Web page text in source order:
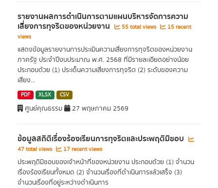
รายงานผลการดำเนินการตามแผนบริหารจัดการความ
เสี่ยงการทุจริตของหน่วยงาน 55 total views
15 recent
views
แสดงข้อมูลรายงานการประเมินความเสี่ยงการทุจริตของหน่วยงาน
ภาครัฐ ประจำปีงบประมาณ พ.ศ. 2568 ที่มีรายละเอียดอย่างน้อย
ประกอบด้วย (1) ประเด็นความเสี่ยงการทุจริต (2) ระดับของความ
เสี่ยง...
PDF XLSX CSV
ศูนย์คุณธรรม 27 พฤษภาคม 2569
ข้อมูลสถิติเรื่องร้องเรียนการทุจริตและประพฤติมิชอบ
47 total views 17 recent views
ประพฤติมิชอบของเจ้าหน้าที่ของหน่วยงาน ประกอบด้วย (1) จำนวน
เรื่องร้องเรียนทั้งหมด (2) จำนวนเรื่องที่ดำเนินการแล้วเสร็จ (3)
จำนวนเรื่องที่อยู่ระหว่างดำเนินการ